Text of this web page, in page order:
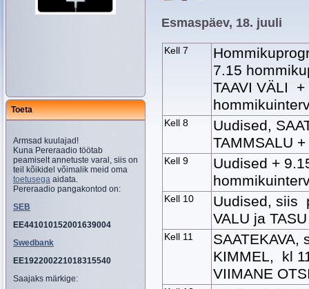
Toeta
Armsad kuulajad!
Kuna Pereraadio töötab
peamiselt annetuste varal, siis on
teil kõikidel võimalik meid oma
toetusega aidata.
Pereraadio pangakontod on:
SEB
EE441010152001639004
Swedbank
EE192200221018315540
Saajaks märkige:
Esmaspäev, 18. juuli
Kell 7
7.15
TAAVI VÄLI
Kell 8
Uudised,
TAMMSALU
Kell 9
Uudised +
Kell 10
Uudised, siis
VALU ja TASU
Kell 11
KIMMEL, kl
VIIMANE